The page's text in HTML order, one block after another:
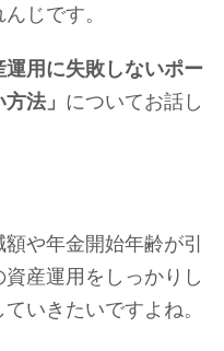
じです。
運用に失敗しないポー
法」 についてお話し
や年金開始年齢が引
産運用をしっかりし
いきたいですよね。